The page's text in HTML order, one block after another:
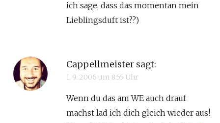
ich sage, dass das momentan mein
Lieblingsduft ist??)
Cappellmeister sagt:
1. 9. 2006 um 8:55 Uhr
Wenn du das am WE auch drauf
machst lad ich dich gleich wieder aus!